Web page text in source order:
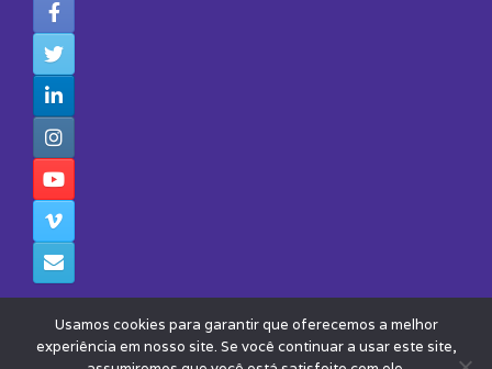
Usamos cookies para garantir que oferecemos a melhor
experiência em nosso site. Se você continuar a usar este site,